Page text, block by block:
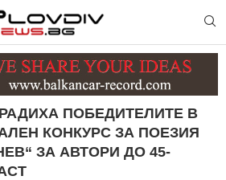
ПОБЕДИТЕЛИТЕ В
КОНКУРС ЗА ПОЕЗИЯ
ЗА АВТОРИ ДО 45-